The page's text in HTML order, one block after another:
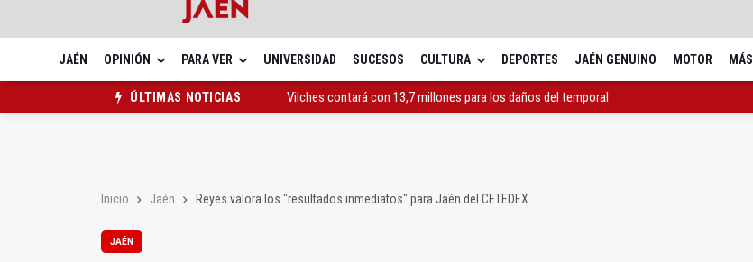
JAÉN OPINIÓN PARA VER UNIVERSIDAD SUCESOS CULTURA DEPORTES JAÉN GENUINO MOTOR MÁS
ÚLTIMAS NOTICIAS
Vilches contará con 13,7 millones para los daños del temporal
Inicio Jaén Reyes valora los "resultados inmediatos" para Jaén del CETEDEX
JAÉN